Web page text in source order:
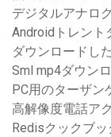
デジタルアナロ
Androidトレント
ダウンロードし
Sml mp4ダウン
PC用のターザン
高解像度電話ア
Redisクックブ